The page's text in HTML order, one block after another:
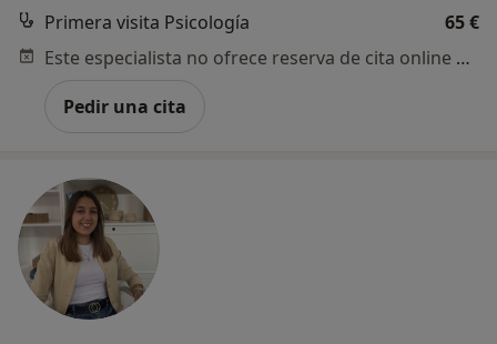
Primera visita Psicología
65 €
Este especialista no ofrece reserva de cita online en esta dirección.
Pedir una cita